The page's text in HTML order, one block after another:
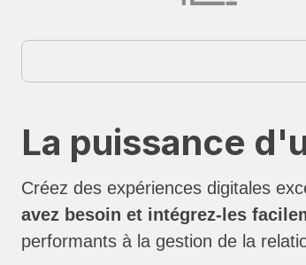
La puissance
Créez des expériences digitales
avez besoin et intégrez-les
performants à la gestion de la